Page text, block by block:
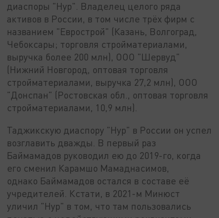
диаспоры "Нур". Владелец целого ряда
активов в России, в том числе трёх фирм с
названием "Еврострой" (Казань, Волгоград,
Чебоксары; торговля стройматериалами,
выручка более 200 млн), ООО "Шервуд"
(Нижний Новгород, оптовая торговля
стройматериалами, выручка 27,2 млн), ООО
"Донспан" (Ростовская обл., оптовая торговля
стройматериалами, 10,9 млн).
Таджикскую диаспору "Нур" в России он успел
возглавить дважды. В первый раз
Баймамадов руководил ею до 2019-го, когда
его сменил Карамшо Мамаднасимов,
однако Баймамадов остался в составе её
учредителей. Кстати, в 2021-м Минюст
уличил "Нур" в том, что там пользовались